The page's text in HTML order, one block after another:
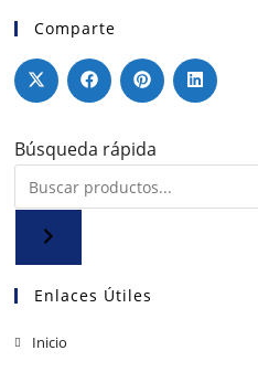
Comparte
Búsqueda rápida
Enlaces Útiles
InicioSe